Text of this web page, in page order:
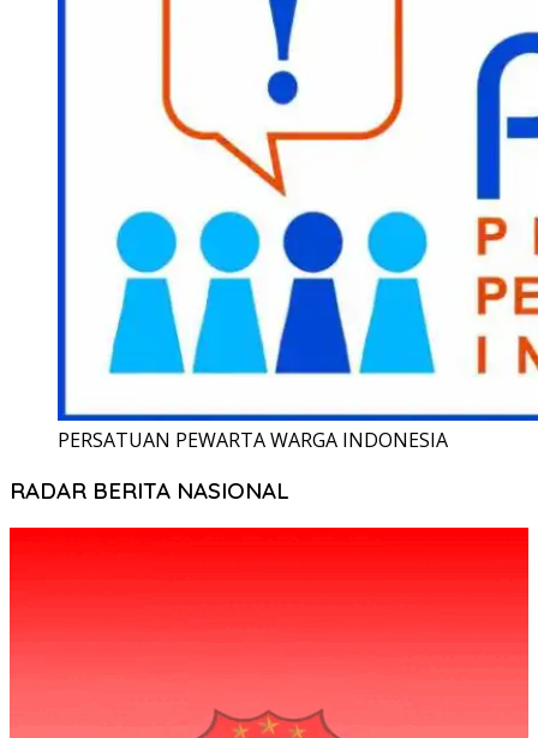
PERSATUAN PEWARTA WARGA INDONESIA
RADAR BERITA NASIONAL